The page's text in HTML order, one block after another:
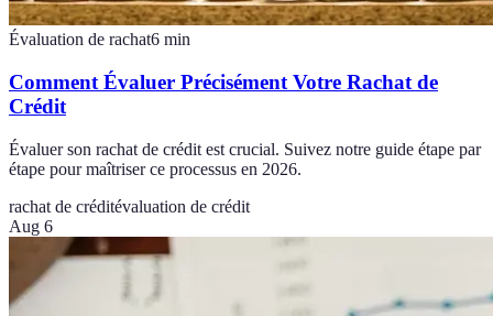
Évaluation de rachat6 min
Comment Évaluer Précisément Votre Rachat de
Crédit
Évaluer son rachat de crédit est crucial. Suivez notre guide étape par
étape pour maîtriser ce processus en 2026.
rachat de créditévaluation de crédit
Aug 6